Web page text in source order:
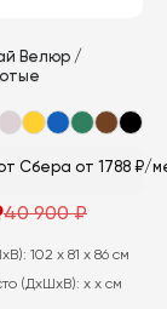
Велюр /
Сбера от 1788 ₽/
40 900₽
102 x 81 x 86 см
(ДхШхВ): x x см